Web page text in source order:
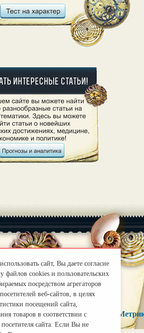
|
Правила
сайт, Вы даете согласие
файлов cookies и пользовательских
посредством агрегаторов
веб-сайтов, в целях
посещений сайта,
товаров в соответствии с
сайта. Если Вы не